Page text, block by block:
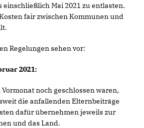
einschließlich Mai 2021 zu entlasten.
fair zwischen Kommunen und
Regelungen sehen vor:
2021:
noch geschlossen waren,
die anfallenden Elternbeiträge
dafür übernehmen jeweils zur
und das Land.